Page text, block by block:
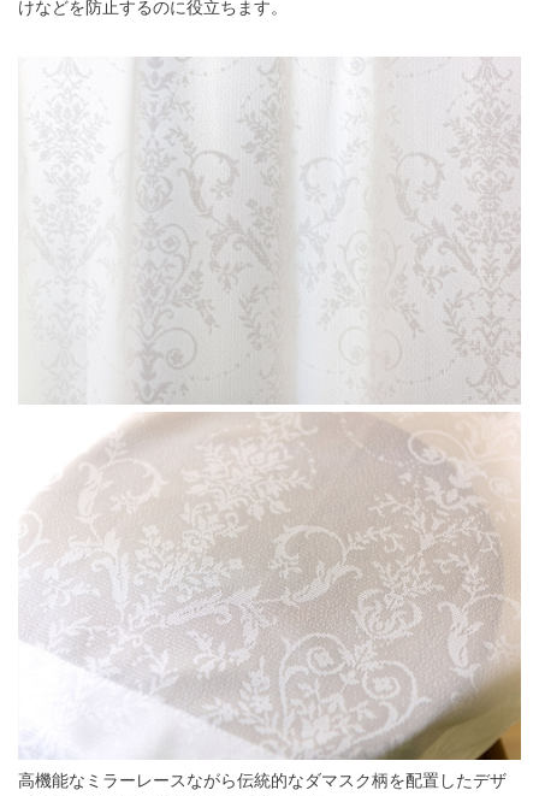
けなどを防止するのに役立ちます。
高機能なミラーレースながら伝統的なダマスク柄を配置したデザ